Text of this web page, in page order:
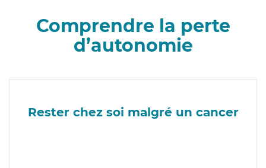
Comprendre la perte
d’autonomie
Rester chez soi malgré un cancer